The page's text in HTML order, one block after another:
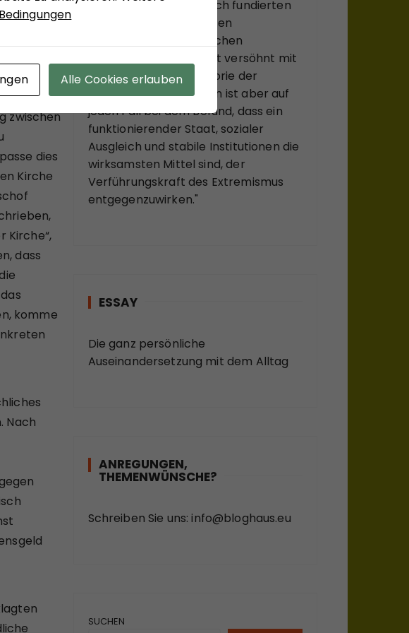
zwischen
dies
Kirche
Kirche“,
dass
komme
Nach
gesellschaftstheoretisch fundierten
Konzepts zu einem neuen
Verständnis des politischen
Extremismus." Sein Fazit versöhnt mit
viel soziologischer Theorie der
Moderne: "Zuzustimmen ist aber auf
jeden Fall bei dem Befund, dass ein
funktionierender Staat, sozialer
Ausgleich und stabile Institutionen die
wirksamsten Mittel sind, der
Verführungskraft des Extremismus
entgegenzuwirken."
ESSAY
Die ganz persönliche
Auseinandersetzung mit dem Alltag
ANREGUNGEN,
THEMENWÜNSCHE?
Schreiben Sie uns: info@bloghaus.eu
SUCHEN
Alle Cookies erlauben